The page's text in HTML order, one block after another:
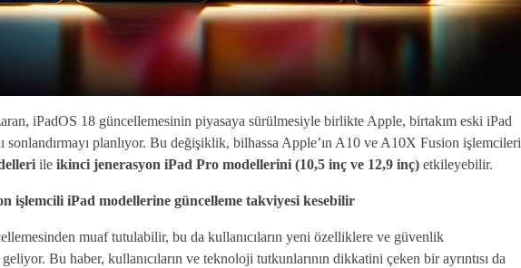
iPadOS 18 güncellemesinin piyasaya sürülmesiyle birlikte Apple, birtakım eski iPad
sonlandırmayı planlıyor. Bu değişiklik, bilhassa Apple’ın A10 ve A10X Fusion işlemcileri
ile ikinci jenerasyon iPad Pro modellerini (10,5 inç ve 12,9 inç) etkileyebilir.
işlemcili iPad modellerine güncelleme takviyesi kesebilir
muaf tutulabilir, bu da kullanıcıların yeni özelliklere ve güvenlik
Bu haber, kullanıcıların ve teknoloji tutkunlarının dikkatini çeken bir ayrıntısı da